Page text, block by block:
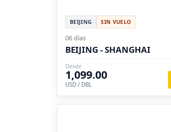
BEIJING SIN VUELO
06 días
BEIJING - SHANGHAI
Desde
1,099.00
USD / DBL